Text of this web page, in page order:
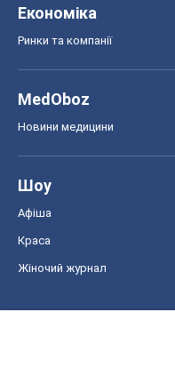
Економіка
Ринки та компанії
MedOboz
Новини медицини
Шоу
Афіша
Краса
Жіночий журнал